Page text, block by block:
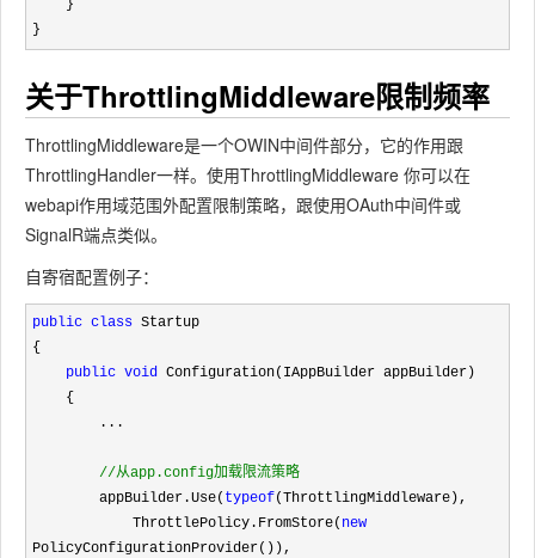
}
关于ThrottlingMiddleware限制频率
ThrottlingMiddleware是一个OWIN中间件部分，它的作用跟
ThrottlingHandler一样。使用ThrottlingMiddleware 你可以在
webapi作用域范围外配置限制策略，跟使用OAuth中间件或
SignalR端点类似。
自寄宿配置例子：
public class Startup
{
public void Configuration(IAppBuilder appBuilder)
//从app.config加载限流策略
        appBuilder.Use(
typeof(ThrottlingMiddleware),
            ThrottlePolicy.FromStore(
new
PolicyConfigurationProvider()),